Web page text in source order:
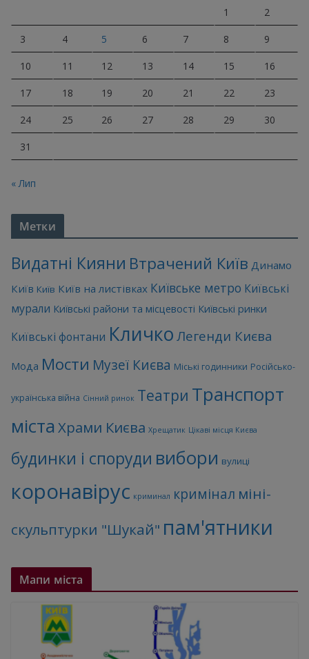
1 2
3 4 5 6 7 8 9
10 11 12 13 14 15 16
17 18 19 20 21 22 23
24 25 26 27 28 29 30
31
« Лип
Метки
Видатні Кияни Втрачений Київ Динамо
Київ Київ Київ на листівках Київське метро Київські
мурали Київські райони та місцевості Київські ринки
Київські фонтани Кличко Легенди Києва
Мода Мости Музеї Києва Міські годинники Російсько-
українська війна Сінний ринок Театри Транспорт
міста Храми Києва Хрещатик Цікаві місця Києва
будинки і споруди вибори вулиці
коронавірус криминал кримінал міні-
скульптурки "Шукай" пам'ятники
Мапи міста